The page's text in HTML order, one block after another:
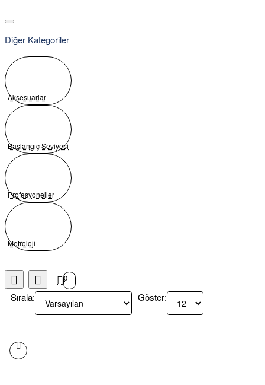
Diğer Kategoriler
Aksesuarlar
Başlangıç Seviyesi
Profesyoneller
Metroloji
0
Sırala: Göster: